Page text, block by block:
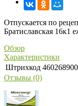
Отпускается по
Братиславская 16к1
Обзор
Характеристики
Штрихкод
Отзывы (0)